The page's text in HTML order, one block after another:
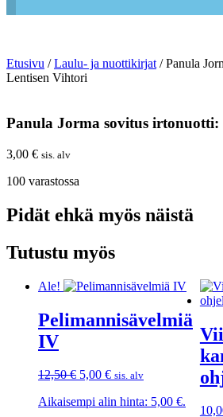
Etusivu /Laulu- ja nuottikirjat/ Panula
Lentisen Vihtori
Panula Jorma sovitus
3,00 € sis. alv
100 varastossa
Pidät ehkä myös näistä
Tutustu myös
Ale!
Pelimannisävelmiä
IV
12,50€ Alkuperäinen
oli:
5,00 €Nykyinen
on:
sis. alv
Aikaisempi alin hinta: 5,00 €.